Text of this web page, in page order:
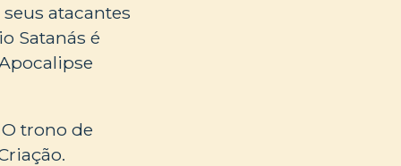
atacantes
Satanás é
trono de